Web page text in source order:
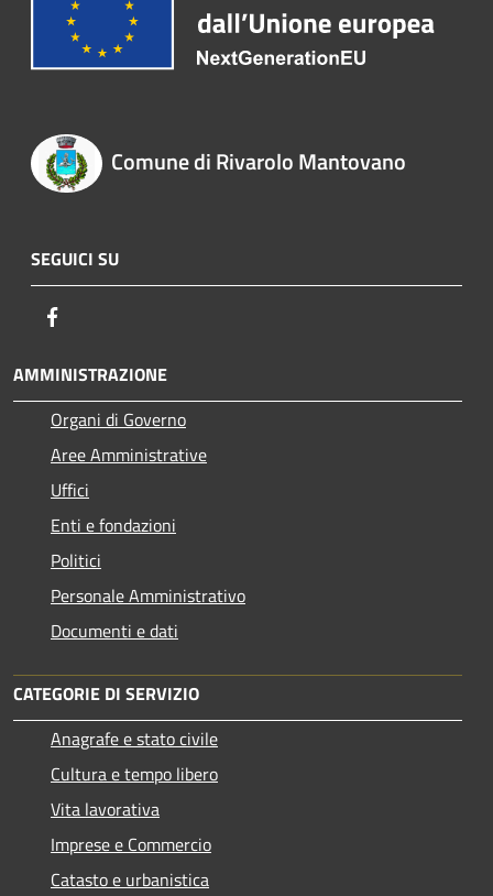
Comune di Rivarolo Mantovano
SEGUICI SU
AMMINISTRAZIONE
Organi di Governo
Aree Amministrative
Uffici
Enti e fondazioni
Politici
Personale Amministrativo
Documenti e dati
CATEGORIE DI SERVIZIO
Anagrafe e stato civile
Cultura e tempo libero
Vita lavorativa
Imprese e Commercio
Catasto e urbanistica